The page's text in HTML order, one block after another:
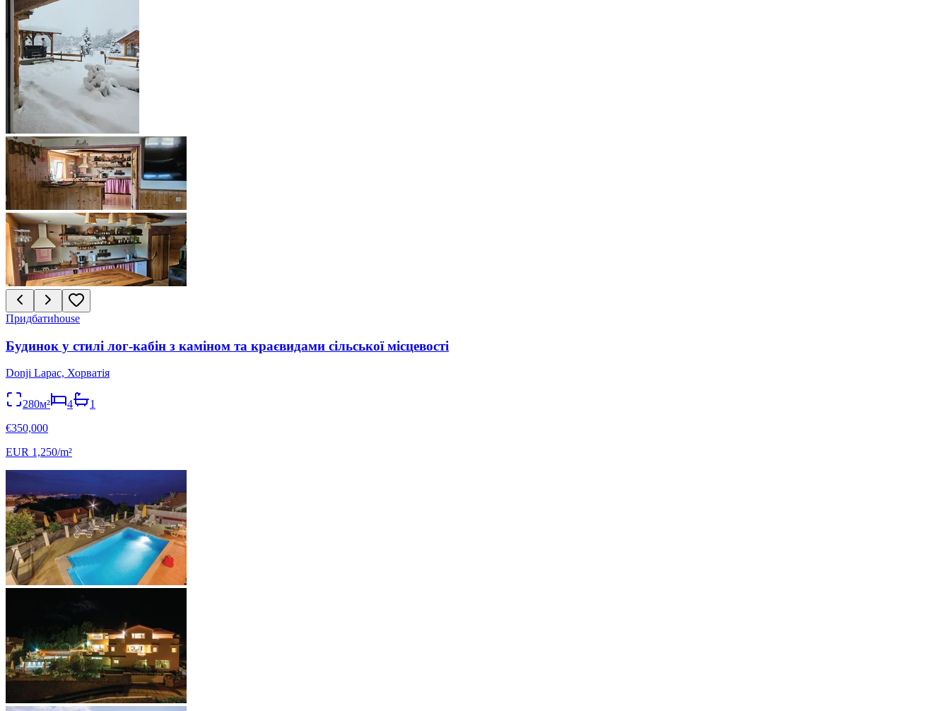
Придбатиhouse
Будинок у стилі лог-кабін з каміном та краєвидами сільської місцевості
Donji Lapac, Хорватія
280м² 4
1
€350,000
EUR 1,250/m²